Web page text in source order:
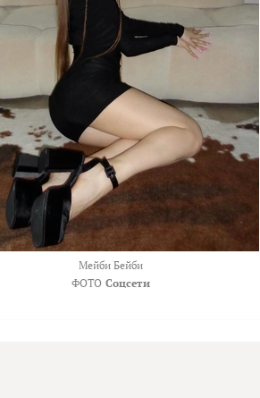
Мейби Бейби
ФОТО Соцсети